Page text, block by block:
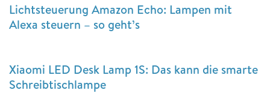
Lichtsteuerung Amazon Echo: Lampen mit
Alexa steuern – so geht’s
Xiaomi LED Desk Lamp 1S: Das kann die smarte
Schreibtischlampe